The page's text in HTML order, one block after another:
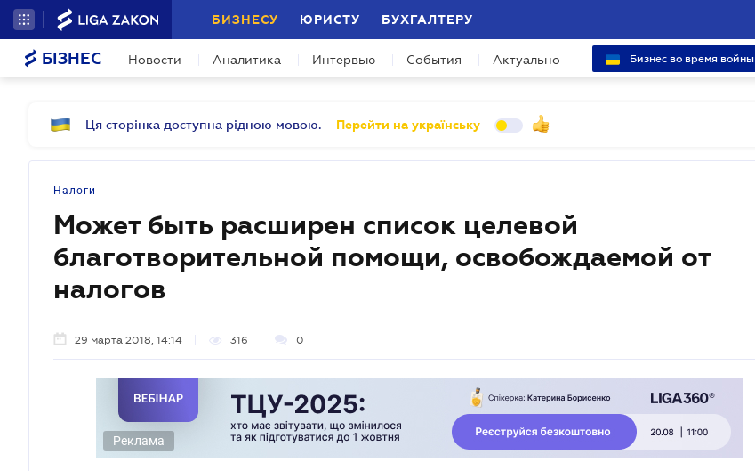
БИЗНЕСУ ЮРИСТУ БУХГАЛТЕРУ
БІЗНЕС Новости Аналитика Интервью События Актуально Бизнес во время войны
Ця сторінка доступна рідною мовою. Перейти на українську
Налоги
Может быть расширен список целевой
благотворительной помощи, освобождаемой от
налогов
29 марта 2018, 14:14 316 0
Реклама